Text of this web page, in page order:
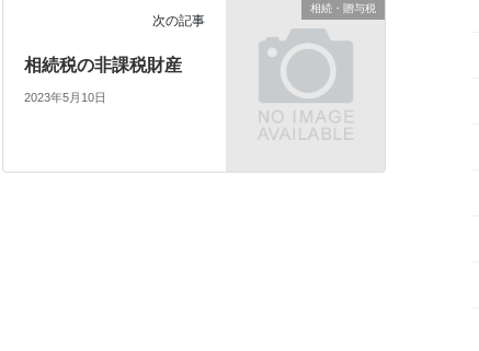
相続・贈与税
次の記事
相続税の非課税財産
2023年5月10日